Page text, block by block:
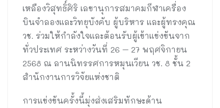
เหลืองวิสุทธิ์ศิริ เลขานุการสมาคมกีฬาเครื่อง
บินจำลองและวิทยุบังคับ ผู้บริหาร และผู้ทรงคุณ
วช. ร่วมให้กำลังใจและต้อนรับผู้เข้าแข่งขันจาก
ทั่วประเทศ ระหว่างวันที่ 26 – 27 พฤศจิกายน
2568 ณ ลานนิทรรศการหมุนเวียน วช. 8 ชั้น 2
สำนักงานการวิจัยแห่งชาติ
การแข่งขันครั้งนี้มุ่งส่งเสริมทักษะด้าน